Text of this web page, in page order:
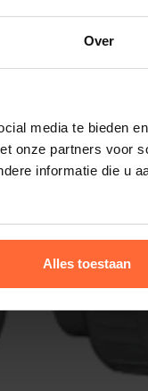
Over
media te bieden
onze partners voor
informatie die u
Alles toestaan